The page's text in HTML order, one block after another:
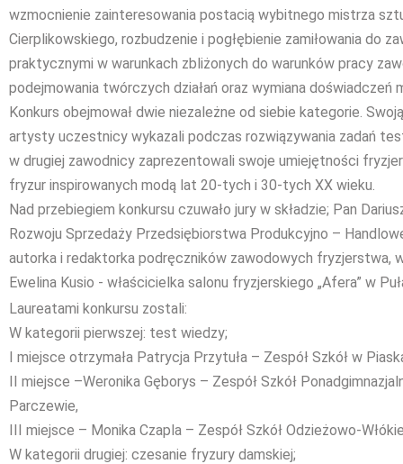
wzmocnienie zainteresowania postacią wybitnego mistrza
Cierplikowskiego, rozbudzenie i pogłębienie zamiłowania do
praktycznymi w warunkach zbliżonych do warunków pracy
podejmowania twórczych działań oraz wymiana doświadczeń
Konkurs obejmował dwie niezależne od siebie kategorie.
artysty uczestnicy wykazali podczas rozwiązywania zadań
w drugiej zawodnicy zaprezentowali swoje umiejętności
fryzur inspirowanych modą lat 20-tych i 30-tych XX wieku.
Nad przebiegiem konkursu czuwało jury w składzie; Pan
Rozwoju Sprzedaży Przedsiębiorstwa Produkcyjno –
autorka i redaktorka podręczników zawodowych fryzjerstwa,
Ewelina Kusio - właścicielka salonu fryzjerskiego „Afera” w
Laureatami konkursu zostali:
W kategorii pierwszej: test wiedzy;
I miejsce otrzymała Patrycja Przytuła – Zespół Szkół w
II miejsce –Weronika Gęborys – Zespół Szkół
Parczewie,
III miejsce – Monika Czapla – Zespół Szkół Odzieżowo-
W kategorii drugiej: czesanie fryzury damskiej;